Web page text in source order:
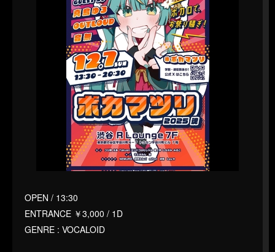
OPEN / 13:30
ENTRANCE ￥3,000 / 1D
GENRE : VOCALOID